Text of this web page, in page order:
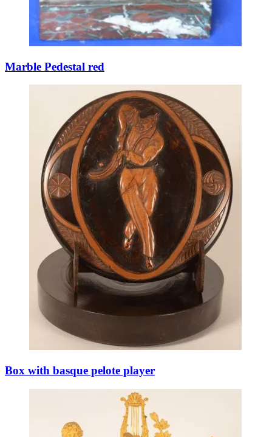
Marble Pedestal red
Box with basque pelote player